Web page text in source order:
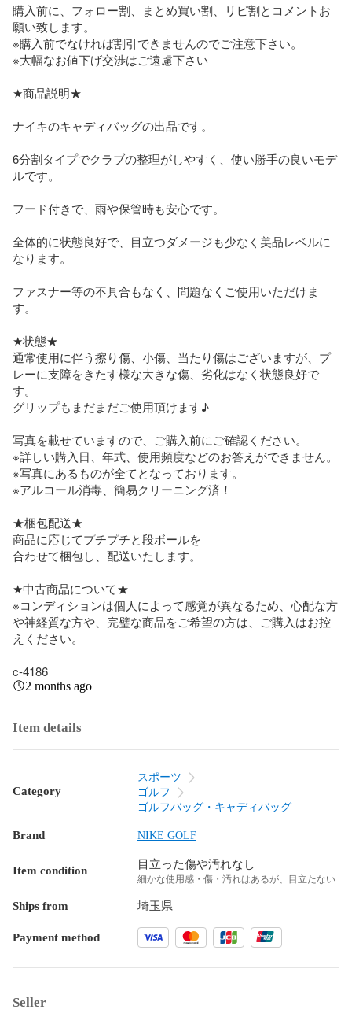
購入前に、フォロー割、まとめ買い割、リピ割とコメントお
願い致します。
※購入前でなければ割引できませんのでご注意下さい。
※大幅なお値下げ交渉はご遠慮下さい
★商品説明★
ナイキのキャディバッグの出品です。
6分割タイプでクラブの整理がしやすく、使い勝手の良いモデ
ルです。
フード付きで、雨や保管時も安心です。
全体的に状態良好で、目立つダメージも少なく美品レベルに
なります。
ファスナー等の不具合もなく、問題なくご使用いただけま
す。
★状態★
通常使用に伴う擦り傷、小傷、当たり傷はございますが、プ
レーに支障をきたす様な大きな傷、劣化はなく状態良好で
す。
グリップもまだまだご使用頂けます♪
写真を載せていますので、ご購入前にご確認ください。
※詳しい購入日、年式、使用頻度などのお答えができません。
※写真にあるものが全てとなっております。
※アルコール消毒、簡易クリーニング済！
★梱包配送★
商品に応じてプチプチと段ボールを
合わせて梱包し、配送いたします。
★中古商品について★
※コンディションは個人によって感覚が異なるため、心配な方
や神経質な方や、完璧な商品をご希望の方は、ご購入はお控
えください。
c-4186
2 months ago
Item details
Category
スポーツ
ゴルフ
ゴルフバッグ・キャディバッグ
Brand NIKE GOLF
Item condition 目立った傷や汚れなし
細かな使用感・傷・汚れはあるが、目立たない
Ships from 埼玉県
Payment method
Seller